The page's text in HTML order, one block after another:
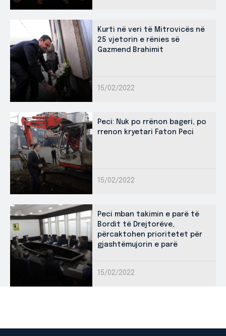
Kurti në veri të Mitrovicës në
25 vjetorin e rënies së
Gazmend Brahimit
15/02/2022
Peci: Nuk po rrënon bageri, po
rrenon kryetari Faton Peci
15/02/2022
Peci mban takimin e parë të
Bordit të Drejtorëve,
përcaktohen prioritetet për
gjashtëmujorin e parë
15/02/2022